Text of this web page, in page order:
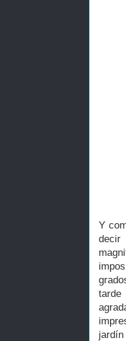
Y
decir